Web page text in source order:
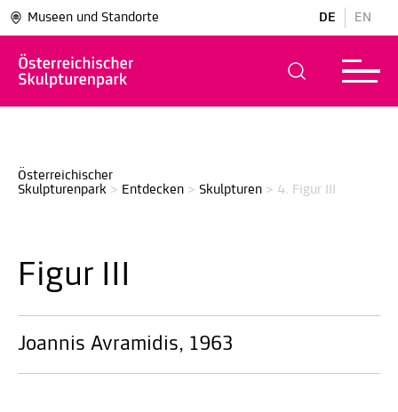
Museen und Standorte DE EN
Österreichischer
Skulpturenpark > Entdecken > Skulpturen > 4. Figur III
Figur III
Joannis Avramidis, 1963